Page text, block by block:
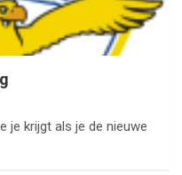
je krijgt als je de nieuwe